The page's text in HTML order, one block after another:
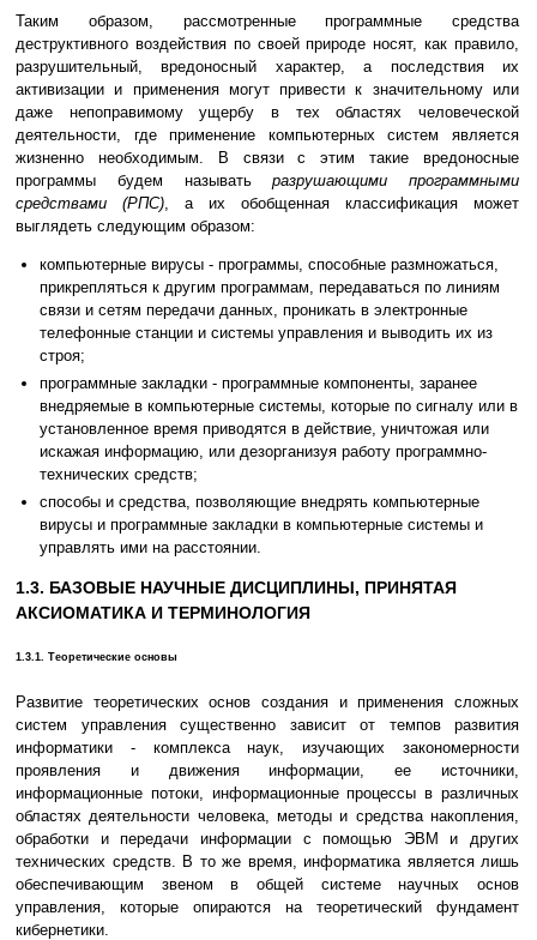
Таким образом, рассмотренные программные средства
деструктивного воздействия по своей природе носят, как правило,
разрушительный, вредоносный характер, а последствия их
активизации и применения могут привести к значительному или
даже непоправимому ущербу в тех областях человеческой
деятельности, где применение компьютерных систем является
жизненно необходимым. В связи с этим такие вредоносные
программы будем называтьразрушающими программными
средствами (РПС), а их обобщенная классификация может
выглядеть следующим образом:
компьютерные вирусы - программы, способные размножаться,
прикрепляться к другим программам, передаваться по линиям
связи и сетям передачи данных, проникать в электронные
телефонные станции и системы управления и выводить их из
строя;
программные закладки - программные компоненты, заранее
внедряемые в компьютерные системы, которые по сигналу или в
установленное время приводятся в действие, уничтожая или
искажая информацию, или дезорганизуя работу программно-
технических средств;
способы и средства, позволяющие внедрять компьютерные
вирусы и программные закладки в компьютерные системы и
управлять ими на расстоянии.
1.3. БАЗОВЫЕ НАУЧНЫЕ ДИСЦИПЛИНЫ, ПРИНЯТАЯ
АКСИОМАТИКА И ТЕРМИНОЛОГИЯ
1.3.1. Теоретические основы
Развитие теоретических основ создания и применения сложных
систем управления существенно зависит от темпов развития
информатики - комплекса наук, изучающих закономерности
проявления и движения информации, ее источники,
информационные потоки, информационные процессы в различных
областях деятельности человека, методы и средства накопления,
обработки и передачи информации с помощью ЭВМ и других
технических средств. В то же время, информатика является лишь
обеспечивающим звеном в общей системе научных основ
управления, которые опираются на теоретический фундамент
кибернетики.